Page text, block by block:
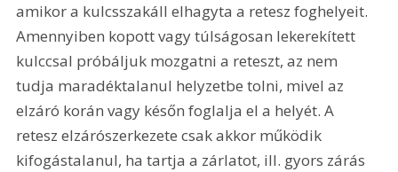
amikor a kulcsszakáll elhagyta a retesz foghelyeit.
Amennyiben kopott vagy túlságosan lekerekített
kulccsal próbáljuk mozgatni a reteszt, az nem
tudja maradéktalanul helyzetbe tolni, mivel az
elzáró korán vagy későn foglalja el a helyét. A
retesz elzárószerkezete csak akkor működik
kifogástalanul, ha tartja a zárlatot, ill. gyors zárás